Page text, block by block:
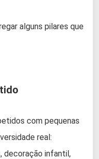
alguns pilares que
com pequenas
real:
decoração infantil,